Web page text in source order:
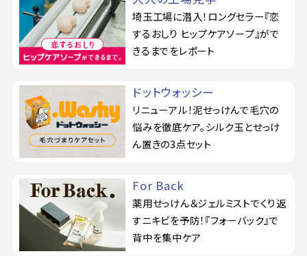
埼玉工場に潜入！ロングセラー『恋
するおしり ヒップケアソープ』がで
きるまでをレポート
ドットウォッシー
リニューアル！泥せっけんで毛穴の
悩みを徹底ケア。シルク玉とせっけ
ん置きの3点セット
For Back
薬用せっけん＆ジェルミストでくり返
すニキビを予防！『フォーバック』で
背中を集中ケア